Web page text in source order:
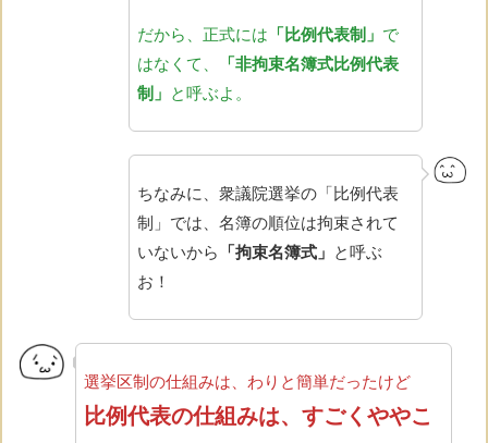
だから、正式には 「比例代表制」 で
はなくて、
「非拘束名簿式比例代表
制」 と呼ぶよ。
ちなみに、衆議院選挙の「比例代表
制」では、名簿の順位は拘束されて
いないから 「拘束名簿式」 と呼ぶ
お！
選挙区制の仕組みは、わりと簡単だったけど
比例代表の仕組みは、すごくややこ